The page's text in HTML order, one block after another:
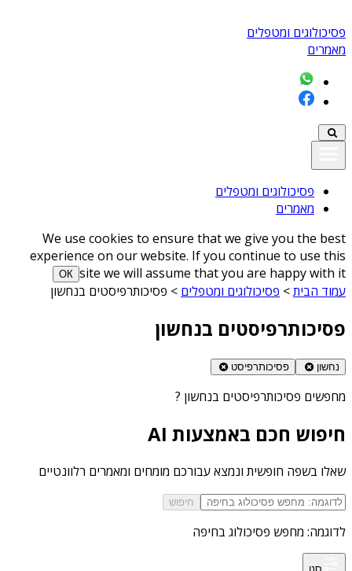
פסיכולוגים ומטפלים
מאמרים
פסיכולוגים ומטפלים
מאמרים
We use cookies to ensure that we give you the best
experience on our website. If you continue to use this
site we will assume that you are happy with it
ОК
עמוד הבית> פסיכולוגים ומטפלים > פסיכותרפיסטים בנחשון
פסיכותרפיסטים בנחשון
נחשון פסיכותרפיסט
מחפשים פסיכותרפיסטים בנחשון ?
חיפוש חכם באמצעות AI
שאלו בשפה חופשית ונמצא עבורכם מומחים ומאמרים רלוונטיים
חיפוש
לדוגמה: מחפש פסיכולוג בחיפה